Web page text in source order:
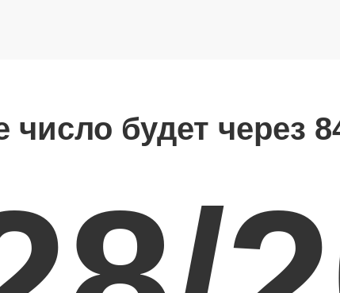
число будет через